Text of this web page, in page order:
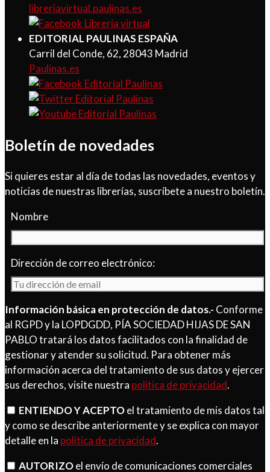
libreriavirtual.paulinas.es
EDITORIAL PAULINAS ESPAÑA
Carril del Conde, 62, 28043 Madrid
Paulinas.es
Boletín de novedades
Si quieres estar al día de todas las novedades, eventos y
noticias de nuestras librerías, suscríbete a nuestro boletín.
Nombre
Dirección de correo electrónico:
Información básica en protección de datos.- Conforme
al RGPD y la LOPDGDD, PÍA SOCIEDAD HIJAS DE SAN
PABLO tratará los datos facilitados con la finalidad de
gestionar y atender su solicitud. Para obtener más
información acerca del tratamiento de sus datos y ejercer
sus derechos, visite nuestra política de privacidad.
ENTIENDO Y ACEPTOel tratamiento de mis datos tal
y como se describe anteriormente y se explica con mayor
detalle en la política de privacidad.
AUTORIZOel envío de comunicaciones comerciales